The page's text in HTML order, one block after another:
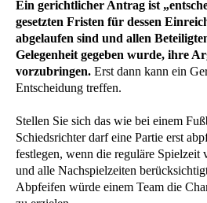
Ein gerichtlicher Antrag ist
gesetzten Fristen für dessen
abgelaufen sind und allen
Gelegenheit gegeben wurde, ihre
vorzubringen. Erst dann kann ein
Entscheidung treffen.
Stellen Sie sich das wie bei einem
Schiedsrichter darf eine Partie erst
festlegen, wenn die reguläre Spielzeit
und alle Nachspielzeiten
Abpfeifen würde einem Team die